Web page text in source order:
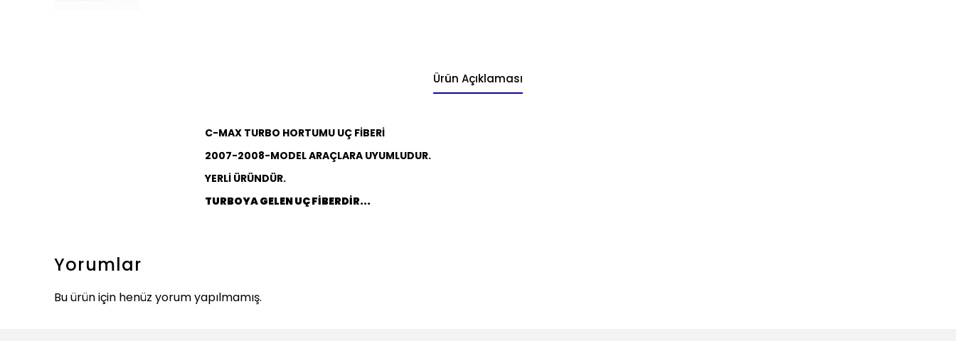
Ürün Açıklaması
C-MAX TURBO HORTUMU UÇ FİBERİ
2007-2008-MODEL ARAÇLARA UYUMLUDUR.
YERLİ ÜRÜNDÜR.
TURBOYA GELEN UÇ FİBERDİR...
Yorumlar
Bu ürün için henüz yorum yapılmamış.